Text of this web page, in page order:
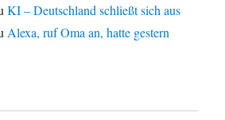
KI – Deutschland schließt sich aus
Alexa, ruf Oma an, hatte gestern